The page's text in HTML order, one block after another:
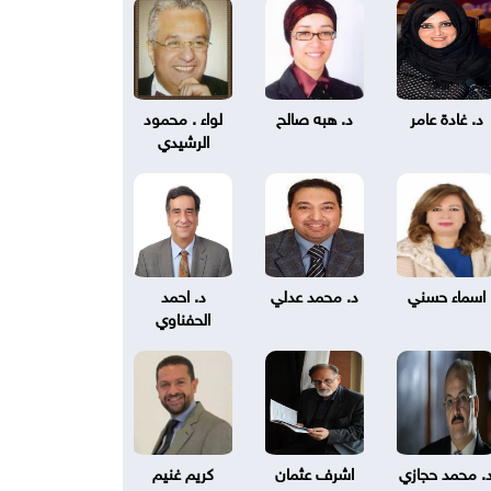
د. غادة عامر د. هبه صالح
لواء . محمود
الرشيدي
اسماء حسني د. محمد عدلي
د. احمد
الحفناوي
محمد حجازي اشرف عثمان كريم غنيم